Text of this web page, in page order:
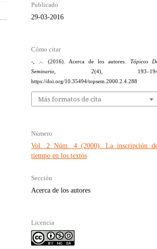
Publicado
29-03-2016
Cómo citar
-, .-. (2016). Acerca de los autores. Tópicos
Seminario
2(4),
https://doi.org/10.35494/topsem.2000.2.4.288
Más formatos de cita
Número
Vol. 2 Núm. 4 (2000): La inscripción
tiempo en los textos
Sección
Acerca de los autores
Licencia